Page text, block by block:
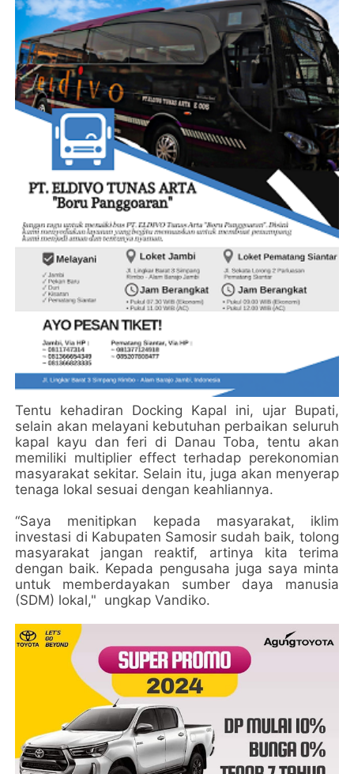
Tentu kehadiran Docking Kapal ini, ujar Bupati,
selain akan melayani kebutuhan perbaikan seluruh
kapal kayu dan feri di Danau Toba, tentu akan
memiliki multiplier effect terhadap perekonomian
masyarakat sekitar. Selain itu, juga akan menyerap
tenaga lokal sesuai dengan keahliannya.
“Saya menitipkan kepada masyarakat, iklim
investasi di Kabupaten Samosir sudah baik, tolong
masyarakat jangan reaktif, artinya kita terima
dengan baik. Kepada pengusaha juga saya minta
untuk memberdayakan sumber daya manusia
(SDM) lokal," ungkap Vandiko.